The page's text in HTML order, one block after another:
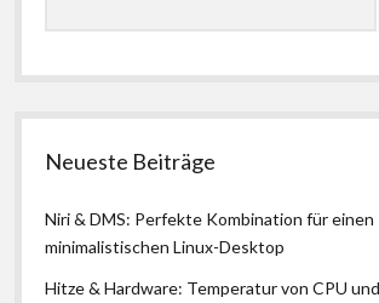
Neueste Beiträge
Niri & DMS: Perfekte Kombination für einen
minimalistischen Linux-Desktop
Hitze & Hardware: Temperatur von CPU